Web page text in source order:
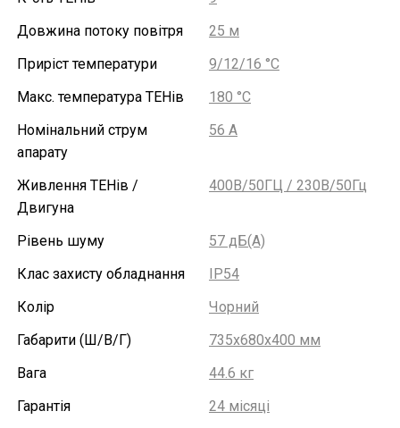
Довжина потоку повітря
25 м
Приріст температури
9/12/16 °С
Макс. температура ТЕНів
180 °С
Номінальний струм
апарату
56 А
Живлення ТЕНів /
Двигуна
400В/50ГЦ / 230В/50Гц
Рівень шуму
57 дБ(А)
Клас захисту обладнання
IP54
Колір
Чорний
Габарити (Ш/В/Г)
735х680х400 мм
Вага
44.6 кг
Гарантія
24 місяці